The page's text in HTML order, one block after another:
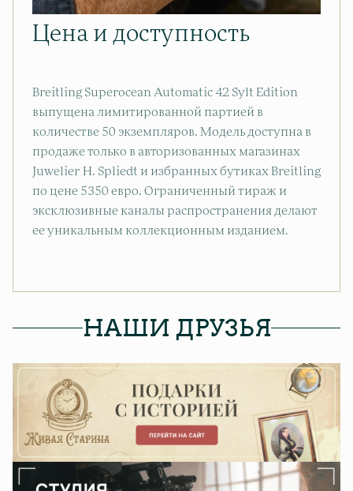
Цена и доступность
Breitling Superocean Automatic 42 Sylt Edition
выпущена лимитированной партией в
количестве 50 экземпляров. Модель доступна в
продаже только в авторизованных магазинах
Juwelier H. Spliedt и избранных бутиках Breitling
по цене 5350 евро. Ограниченный тираж и
эксклюзивные каналы распространения делают
ее уникальным коллекционным изданием.
НАШИ ДРУЗЬЯ